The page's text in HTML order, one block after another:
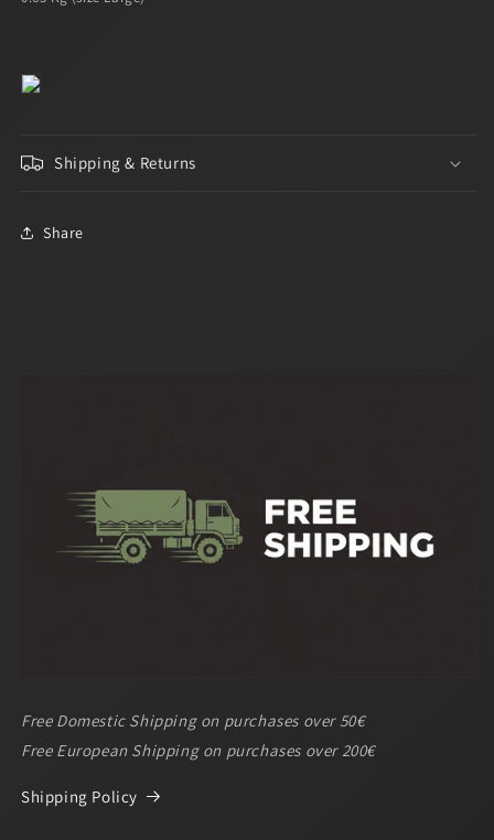
Shipping & Returns
Share
Free Domestic Shipping on purchases over 50€
Free European Shipping on purchases over 200€
Shipping Policy